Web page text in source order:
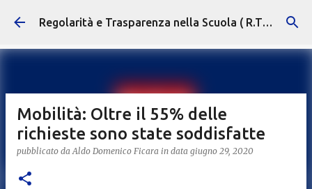
Passa ai contenuti principali Regolarità e Trasparenza nella Scuola ( R.T.S. )
Mobilità: Oltre il 55% delle
richieste sono state soddisfatte
pubblicato daAldo Domenico Ficara in data giugno 29, 2020